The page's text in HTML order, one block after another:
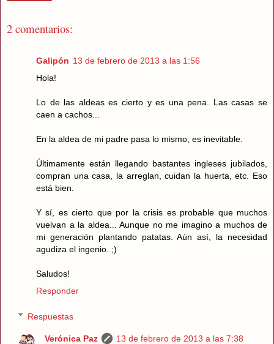
2 comentarios:
Galipón 13 de febrero de 2013 a las 1:56
Hola!
Lo de las aldeas es cierto y es una pena. Las casas se
caen a cachos...
En la aldea de mi padre pasa lo mismo, es inevitable.
Últimamente están llegando bastantes ingleses jubilados,
compran una casa, la arreglan, cuidan la huerta, etc. Eso
está bien.
Y sí, es cierto que por la crisis es probable que muchos
vuelvan a la aldea... Aunque no me imagino a muchos de
mi generación plantando patatas. Aún así, la necesidad
agudiza el ingenio. ;)
Saludos!
Responder
Respuestas
Verónica Paz
13 de febrero de 2013 a las 7:38